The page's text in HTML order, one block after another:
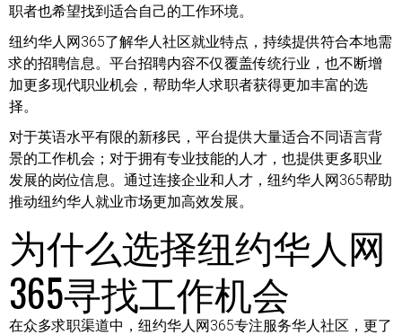
职者也希望找到适合自己的工作环境。
纽约华人网365了解华人社区就业特点，持续提供符合本地需
求的招聘信息。平台招聘内容不仅覆盖传统行业，也不断增
加更多现代职业机会，帮助华人求职者获得更加丰富的选
择。
对于英语水平有限的新移民，平台提供大量适合不同语言背
景的工作机会；对于拥有专业技能的人才，也提供更多职业
发展的岗位信息。通过连接企业和人才，纽约华人网365帮助
推动纽约华人就业市场更加高效发展。
为什么选择纽约华人网
365寻找工作机会
在众多求职渠道中，纽约华人网365专注服务华人社区，更了